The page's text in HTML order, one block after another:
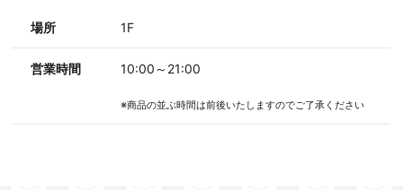
場所 1F
営業時間 10:00～21:00
※商品の並ぶ時間は前後いたしますのでご了承ください